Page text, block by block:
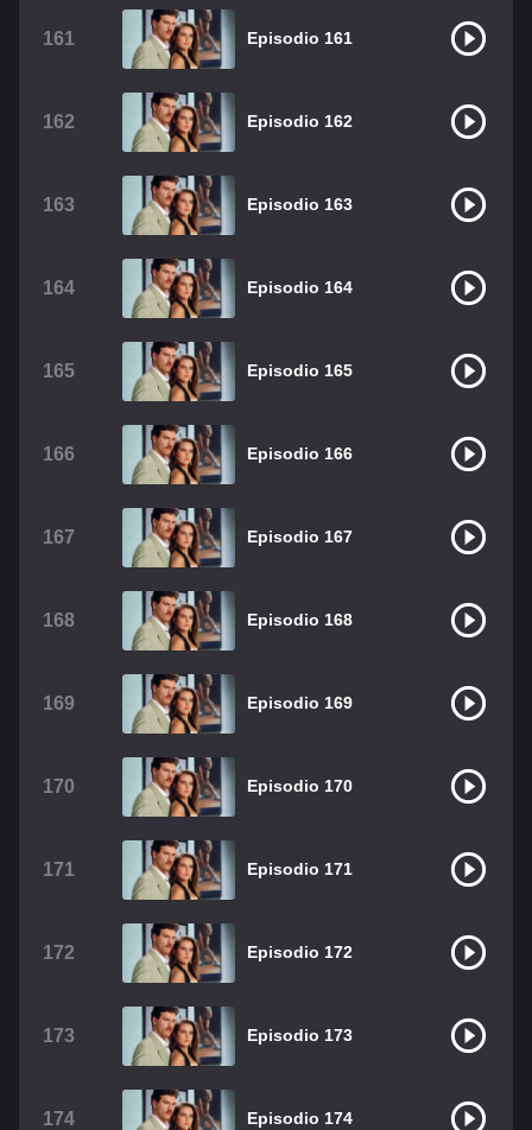
161 Episodio 161
162 Episodio 162
163 Episodio 163
164 Episodio 164
165 Episodio 165
166 Episodio 166
167 Episodio 167
168 Episodio 168
169 Episodio 169
170 Episodio 170
171 Episodio 171
172 Episodio 172
173 Episodio 173
174 Episodio 174